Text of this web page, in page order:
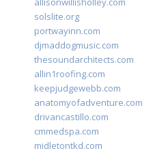
solslite.org
portwayinn.com
djmaddogmusic.com
thesoundarchitects.com
allin1roofing.com
keepjudgewebb.com
anatomyofadventure.com
drivancastillo.com
cmmedspa.com
midletontkd.com